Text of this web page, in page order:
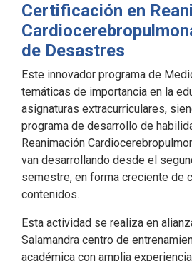
Certificación en
de Desastres
Este innovador programa de
temáticas de importancia en la
asignaturas extracurriculares,
programa de desarrollo de
Reanimación
van desarrollando desde el
semestre, en forma creciente de
contenidos.
Esta actividad se realiza en
Salamandra centro de
académica con amplia